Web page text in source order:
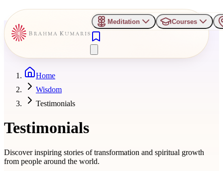
Meditation Courses
Home
Wisdom
Testimonials
Testimonials
Discover inspiring stories of transformation and spiritual growth
from people around the world.